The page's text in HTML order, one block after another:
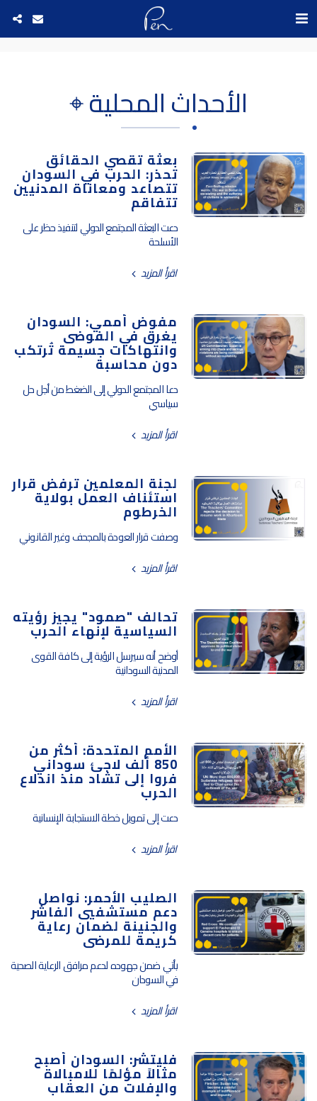
الأحداث المحلية ⌖
بعثة تقصي الحقائق
تحذر: الحرب في السودان
تتصاعد ومعاناة المدنيين
تتفاقم
دعت البعثة المجتمع الدولي لتنفيذ حظر على
الأسلحة
اقرأ المزيد
مفوض أممي: السودان
يغرق في الفوضى
وانتهاكات جسيمة تُرتكب
دون محاسبة
دعا المجتمع الدولي إلى الضغط من أجل حل
سياسي
اقرأ المزيد
لجنة المعلمين ترفض قرار
استئناف العمل بولاية
الخرطوم
وصفت قرار العودة بالمجحف وغير القانوني
اقرأ المزيد
تحالف "صمود" يجيز رؤيته
السياسية لإنهاء الحرب
أوضح أنه سيرسل الرؤية إلى كافة القوى
المدنية السودانية
اقرأ المزيد
الأمم المتحدة: أكثر من
850 ألف لاجئ سوداني
فروا إلى تشاد منذ اندلاع
الحرب
دعت إلى تمويل خطة الاستجابة الإنسانية
اقرأ المزيد
الصليب الأحمر: نواصل
دعم مستشفيي الفاشر
والجنينة لضمان رعاية
كريمة للمرضى
يأتي ضمن جهوده لدعم مرافق الرعاية الصحية
في السودان
اقرأ المزيد
فليتشر: السودان أصبح
مثالاً مؤلمًا للامبالاة
والإفلات من العقاب